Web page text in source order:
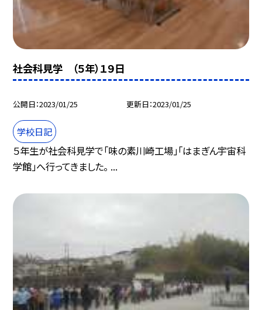
社会科見学 （５年）１９日
公開日 2023/01/25 更新日 2023/01/25
学校日記
５年生が社会科見学で「味の素川崎工場」「はまぎん宇宙科
学館」へ行ってきました。 ...